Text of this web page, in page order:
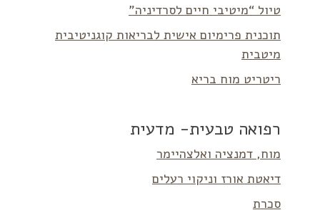
טיול “מיטיבי חיים לסרדיניה”
תוכנית פרימיום אישית לבריאות קוגניטיבית
מיטבית
ריטריט מוח בריא
רפואה טבעית- מדעית
מוח, דמנציה ואלצהיימר
דיאטת אורז וניקוי רעלים
סכרת